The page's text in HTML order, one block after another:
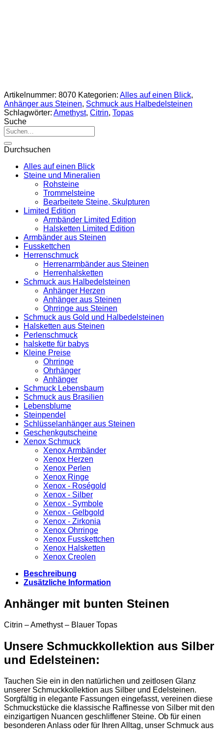
Artikelnummer: 8070 Kategorien: Alles auf einen Blick,
Anhänger aus Steinen, Schmuck aus Halbedelsteinen
Schlagwörter: Amethyst, Citrin, Topas
Suche
Suche
nach:
Durchsuchen
Alles auf einen Blick
Steine und Mineralien
Rohsteine
Trommelsteine
Bearbeitete Steine, Skulpturen
Limited Edition
Armbänder Limited Edition
Halsketten Limited Edition
Armbänder aus Steinen
Fusskettchen
Herrenschmuck
Herrenarmbänder aus Steinen
Herrenhalsketten
Schmuck aus Halbedelsteinen
Anhänger Herzen
Anhänger aus Steinen
Ohrringe aus Steinen
Schmuck aus Gold und Halbedelsteinen
Halsketten aus Steinen
Perlenschmuck
halskette für babys
Kleine Preise
Ohrringe
Ohrhänger
Anhänger
Schmuck Lebensbaum
Schmuck aus Brasilien
Lebensblume
Steinpendel
Schlüsselanhänger aus Steinen
Geschenkgutscheine
Xenox Schmuck
Xenox Armbänder
Xenox Herzen
Xenox Perlen
Xenox Ringe
Xenox - Roségold
Xenox - Silber
Xenox - Symbole
Xenox - Gelbgold
Xenox - Zirkonia
Xenox Ohrringe
Xenox Fusskettchen
Xenox Halsketten
Xenox Creolen
Beschreibung
Zusätzliche Information
Anhänger mit bunten Steinen
Citrin – Amethyst – Blauer Topas
Unsere Schmuckkollektion aus Silber
und Edelsteinen:
Tauchen Sie ein in den natürlichen und zeitlosen Glanz
unserer Schmuckkollektion aus Silber und Edelsteinen.
Sorgfältig in elegante Fassungen eingefasst, vereinen diese
Schmuckstücke die klassische Raffinesse von Silber mit den
einzigartigen Nuancen geschliffener Steine. Ob für einen
besonderen Anlass oder für Ihren Alltag, unser Schmuck aus